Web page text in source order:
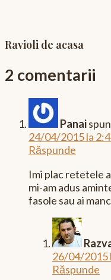
Ravioli de acasa
2 comentarii
Panai
24/04/2015 la
Răspunde
Imi plac retetele
mi-am adus
fasole sau ai
26/04/2015
Răspunde